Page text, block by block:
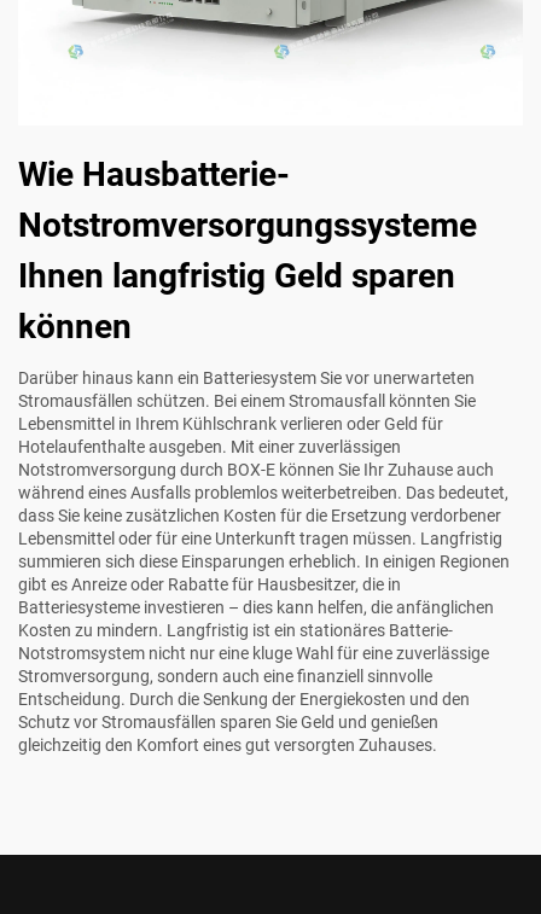
Wie Hausbatterie-
Notstromversorgungssysteme
Ihnen langfristig Geld sparen
können
Darüber hinaus kann ein Batteriesystem Sie vor unerwarteten
Stromausfällen schützen. Bei einem Stromausfall könnten Sie
Lebensmittel in Ihrem Kühlschrank verlieren oder Geld für
Hotelaufenthalte ausgeben. Mit einer zuverlässigen
Notstromversorgung durch BOX-E können Sie Ihr Zuhause auch
während eines Ausfalls problemlos weiterbetreiben. Das bedeutet,
dass Sie keine zusätzlichen Kosten für die Ersetzung verdorbener
Lebensmittel oder für eine Unterkunft tragen müssen. Langfristig
summieren sich diese Einsparungen erheblich. In einigen Regionen
gibt es Anreize oder Rabatte für Hausbesitzer, die in
Batteriesysteme investieren – dies kann helfen, die anfänglichen
Kosten zu mindern. Langfristig ist ein stationäres Batterie-
Notstromsystem nicht nur eine kluge Wahl für eine zuverlässige
Stromversorgung, sondern auch eine finanziell sinnvolle
Entscheidung. Durch die Senkung der Energiekosten und den
Schutz vor Stromausfällen sparen Sie Geld und genießen
gleichzeitig den Komfort eines gut versorgten Zuhauses.